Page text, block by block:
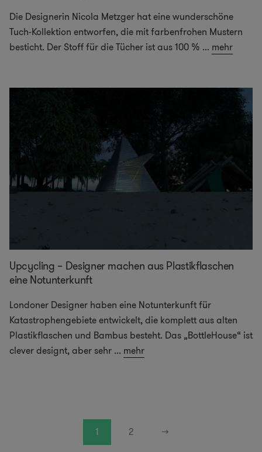
Die Designerin Nicola Metzger hat eine wunderschöne
Tuch-Kollektion entworfen, die mit farbenfrohen Mustern
besticht. Der Stoff für die Tücher ist aus 100 % ... mehr
Upcycling – Designer machen aus Plastikflaschen
eine Notunterkunft
Londoner Designer haben eine Notunterkunft für
Katastrophengebiete entwickelt, die komplett aus alten
Plastikflaschen und Bambus besteht. Das „BottleHouse“ ist
clever designt, aber sehr ... mehr
1 2 →